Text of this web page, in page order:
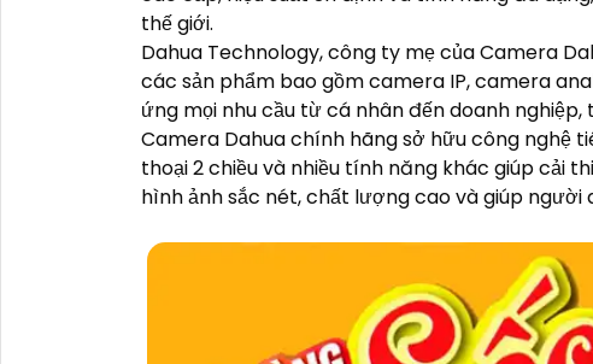
thế giới.
Dahua Technology, công ty mẹ của Camera
các sản phẩm bao gồm camera IP, camera
ứng mọi nhu cầu từ cá nhân đến doanh
Camera Dahua chính hãng sở hữu công nghệ
thoại 2 chiều và nhiều tính năng khác giúp cải
hình ảnh sắc nét, chất lượng cao và giúp